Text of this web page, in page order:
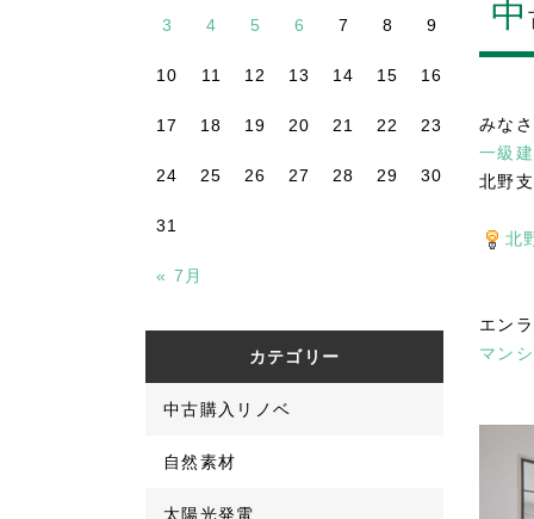
« 7月
3 4 5 6 7 8 9
10 11 12 13 14 15 16
17 18 19 20 21 22 23
24 25 26 27 28 29 30
31
カテゴリー
中古購入リノベ
自然素材
太陽光発電
中
みな
一級
北野
北
エン
マン